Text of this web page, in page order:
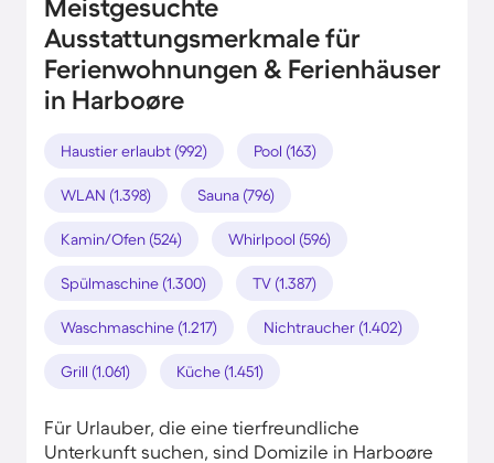
Meistgesuchte
Ausstattungsmerkmale für
Ferienwohnungen & Ferienhäuser
in Harboøre
Haustier erlaubt (992) Pool (163)
WLAN (1.398) Sauna (796)
Kamin/Ofen (524) Whirlpool (596)
Spülmaschine (1.300) TV (1.387)
Waschmaschine (1.217) Nichtraucher (1.402)
Grill (1.061) Küche (1.451)
Für Urlauber, die eine tierfreundliche
Unterkunft suchen, sind Domizile in Harboøre